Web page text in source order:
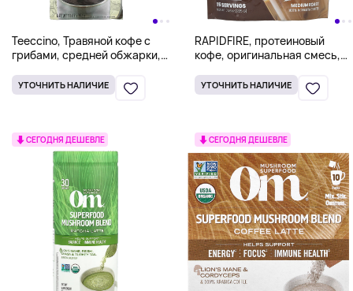
Teeccino, Травяной кофе с
грибами, средней обжарки,
284 г (10 унций)
УТОЧНИТЬ НАЛИЧИЕ
RAPIDFIRE, протеиновый
кофе, оригинальная смесь,
унции)
УТОЧНИТЬ НАЛИЧИЕ
СЕГОДНЯ ДЕШЕВЛЕ СЕГОДНЯ ДЕШЕВЛЕ